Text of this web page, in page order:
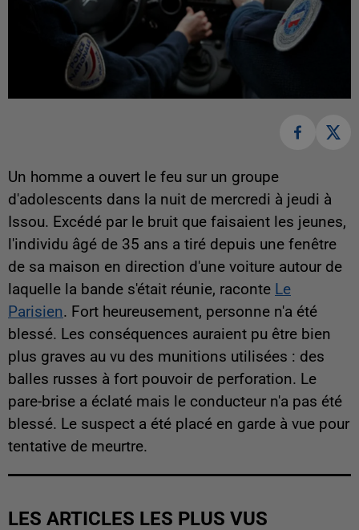
Un homme a ouvert le feu sur un groupe
d'adolescents dans la nuit de mercredi à jeudi à
Issou. Excédé par le bruit que faisaient les jeunes,
l'individu âgé de 35 ans a tiré depuis une fenêtre
de sa maison en direction d'une voiture autour de
laquelle la bande s'était réunie, raconte Le
Parisien. Fort heureusement, personne n'a été
blessé. Les conséquences auraient pu être bien
plus graves au vu des munitions utilisées : des
balles russes à fort pouvoir de perforation. Le
pare-brise a éclaté mais le conducteur n'a pas été
blessé. Le suspect a été placé en garde à vue pour
tentative de meurtre.
LES ARTICLES LES PLUS VUS